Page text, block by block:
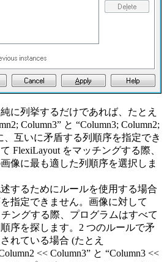
に列挙するだけであれば、たとえ
Column3” と “Column3; Column2;
、互いに矛盾する列順序を指定でき
FlexiLayout をマッチングする際、
像に最も適した列順序を選択しま
するためにルールを使用する場合
指定できません。画像に対して
ングする際、プログラムはすべて
序を探します。2 つのルールで矛
れている場合 (たとえ
<< Column3” と “Column3 <<